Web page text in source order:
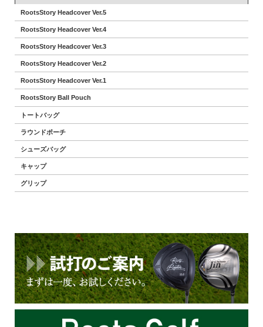
RootsStory Headcover Ver.5
RootsStory Headcover Ver.4
RootsStory Headcover Ver.3
RootsStory Headcover Ver.2
RootsStory Headcover Ver.1
RootsStory Ball Pouch
トートバッグ
ラウンドポーチ
シューズバッグ
キャップ
グリップ